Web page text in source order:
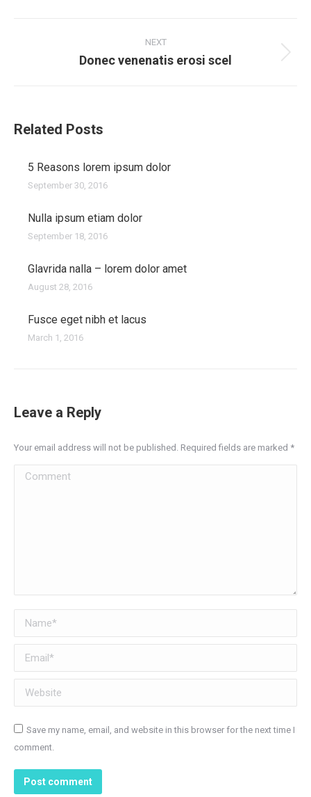
NEXT
Next
Donec venenatis erosi scel
Related Posts
5 Reasons lorem ipsum dolor
September 30, 2016
Nulla ipsum etiam dolor
September 18, 2016
Glavrida nalla – lorem dolor amet
August 28, 2016
Fusce eget nibh et lacus
March 1, 2016
Leave a Reply
Your email address will not be published. Required fields are marked *
Comment
Name *
Email *
Website
Save my name, email, and website in this browser for the next time I
comment.
Post comment